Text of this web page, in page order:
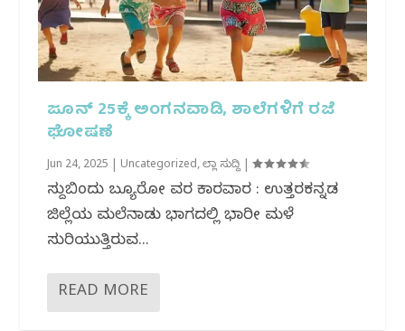
ಜೂನ್ 25ಕ್ಕೆ ಅಂಗನವಾಡಿ, ಶಾಲೆಗಳಿಗೆ ರಜೆ
ಘೋಷಣೆ
Jun 24, 2025 Uncategorized,ಜಿಲ್ಲಾ ಸುದ್ದಿ |
ಸುದ್ದಿಬಿಂದು ಬ್ಯೂರೋ ವರದಿ ಕಾರವಾರ : ಉತ್ತರಕನ್ನಡ
ಜಿಲ್ಲೆಯ ಮಲೆನಾಡು ಭಾಗದಲ್ಲಿ ಭಾರೀ ಮಳೆ
ಸುರಿಯುತ್ತಿರುವ...
READ MORE